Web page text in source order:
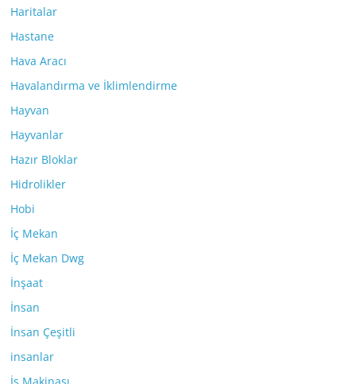
Haritalar
Hastane
Hava Aracı
Havalandırma ve İklimlendirme
Hayvan
Hayvanlar
Hazır Bloklar
Hidrolikler
Hobi
İç Mekan
İç Mekan Dwg
İnşaat
İnsan
İnsan Çeşitli
insanlar
İş Makinası